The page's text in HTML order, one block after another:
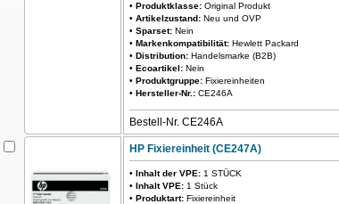
• Produktklasse: Original Produkt
• Artikelzustand: Neu und OVP
• Sparset: Nein
• Markenkompatibilität: Hewlett Packard
• Distribution: Handelsmarke (B2B)
• Ecoartikel: Nein
• Produktgruppe: Fixiereinheiten
• Hersteller-Nr.: CE246A
Bestell-Nr. CE246A
HP Fixiereinheit (CE247A)
• Inhalt der VPE: 1 STÜCK
• Inhalt VPE: 1 Stück
• Produktart: Fixiereinheit